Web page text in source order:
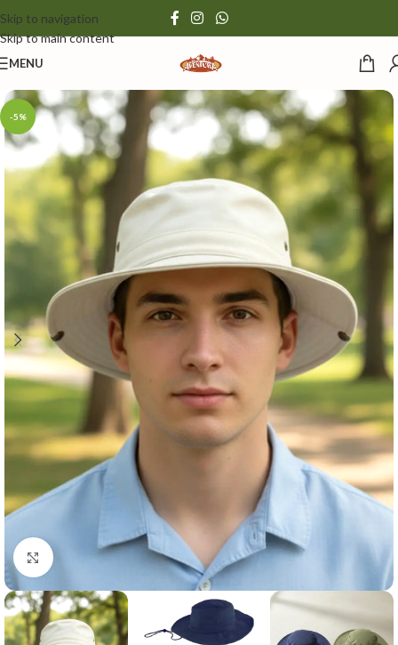
Skip to navigation
Skip to main content
MENU
-5%
Click to enlarge